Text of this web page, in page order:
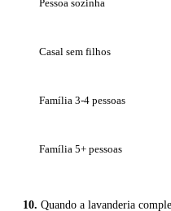
Pessoa sozinha
Casal sem filhos
Família 3-4 pessoas
Família 5+ pessoas
Quando a lavanderia